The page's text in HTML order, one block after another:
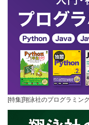
[特集]翔泳社のプログラミン